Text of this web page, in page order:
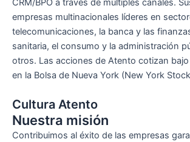
CRM/BPO a través de múltiples canales.
empresas multinacionales líderes en
telecomunicaciones, la banca y las
sanitaria, el consumo y la administración
otros. Las acciones de Atento cotizan
en la Bolsa de Nueva York (New York
Cultura Atento
Nuestra misión
Contribuimos al éxito de las empresas